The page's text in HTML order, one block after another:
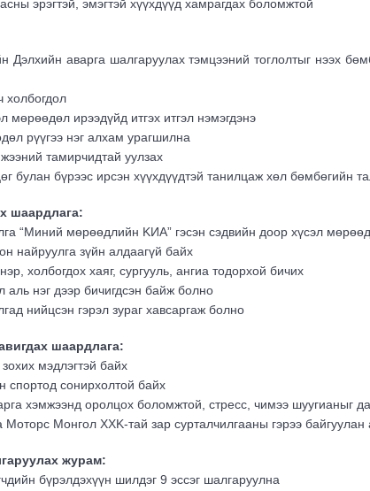
эрэгтэй, эмэгтэй хүүхдүүд хамрагдах боломжтой
аварга шалгаруулах тэмцээний тоглолтыг нээх
ирээдүйд итгэх итгэл нэмэгдэнэ
рүүгээ нэг алхам урагшилна
тамирчидтай уулзах
булан бүрээс ирсэн хүүхдүүдтэй танилцаж хөл бөмбөгийн
шаардлага:
“Миний мөрөөдлийн KИА” гэсэн сэдвийн доор хүсэл
найруулга зүйн алдаагүй байх
холбогдох хаяг, сургууль, ангиа тодорхой бичих
нэг дээр бичигдсэн байж болно
нийцсэн гэрэл зураг хавсаргаж болно
шаардлага:
мэдлэгтэй байх
сонирхолтой байх
хэмжээнд оролцох боломжтой, стресс, чимээ шуугианыг
Монгол ХХK-тай зар сурталчилгааны гэрээ байгуулан
журам:
бүрэлдэхүүн шилдэг 9 эссэг шалгаруулна